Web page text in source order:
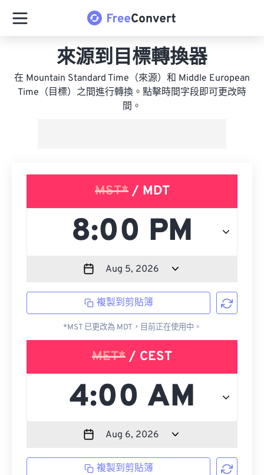
來源到目標轉換器
在 Mountain Standard Time（來源）和 Middle European
Time（目標）之間進行轉換。點擊時間字段即可更改時
間。
MST*/ MDT
複製到剪貼簿
*MST 已更改為 MDT，目前正在使用中。
MET* / CEST
複製到剪貼簿